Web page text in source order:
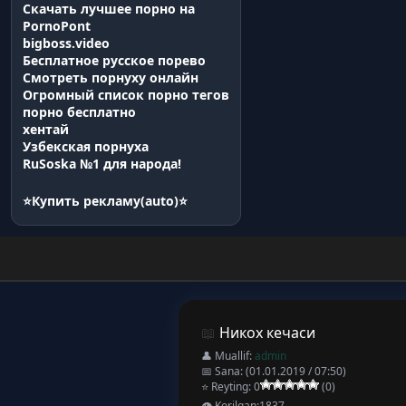
Скачать лучшее порно на
PornoPont
bigboss.video
Бесплатное русское порево
Смотреть порнуху онлайн
Огромный список порно тегов
порно бесплатно
хентай
Узбекская порнуха
RuSoska №1 для народа!
⭐Купить рекламу(auto)⭐
📖 Никох кечаси
👤 Muallif: admin
📅 Sana:(01.01.2019 / 07:50)
⭐ Reyting:0
(0)